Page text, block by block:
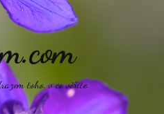
toho, v co věříte.